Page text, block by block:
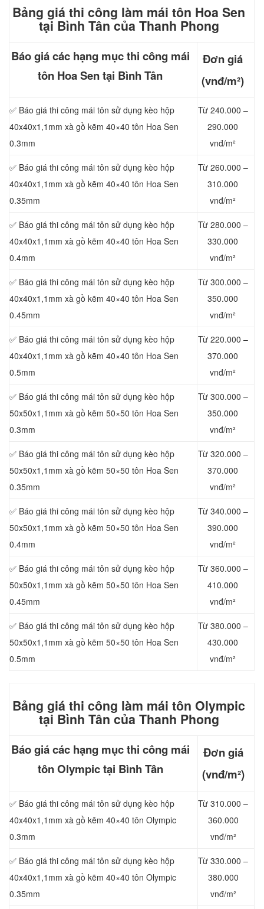
Bảng giá thi công làm mái tôn Hoa Sen
tại Bình Tân của Thanh Phong
Báo giá các hạng mục thi công mái
tôn Hoa Sen tại Bình Tân
Đơn giá
(vnđ/m²)
✅ Báo giá thi công mái tôn sử dụng kèo hộp
40x40x1,1mm xà gồ kẽm 40×40 tôn Hoa Sen
0.3mm
Từ 240.000 –
290.000
vnđ/m²
✅ Báo giá thi công mái tôn sử dụng kèo hộp
40x40x1,1mm xà gồ kẽm 40×40 tôn Hoa Sen
0.35mm
Từ 260.000 –
310.000
vnđ/m²
✅ Báo giá thi công mái tôn sử dụng kèo hộp
40x40x1,1mm xà gồ kẽm 40×40 tôn Hoa Sen
0.4mm
Từ 280.000 –
330.000
vnđ/m²
✅ Báo giá thi công mái tôn sử dụng kèo hộp
40x40x1,1mm xà gồ kẽm 40×40 tôn Hoa Sen
0.45mm
Từ 300.000 –
350.000
vnđ/m²
✅ Báo giá thi công mái tôn sử dụng kèo hộp
40x40x1,1mm xà gồ kẽm 40×40 tôn Hoa Sen
0.5mm
Từ 220.000 –
370.000
vnđ/m²
✅ Báo giá thi công mái tôn sử dụng kèo hộp
50x50x1,1mm xà gồ kẽm 50×50 tôn Hoa Sen
0.3mm
Từ 300.000 –
350.000
vnđ/m²
✅ Báo giá thi công mái tôn sử dụng kèo hộp
50x50x1,1mm xà gồ kẽm 50×50 tôn Hoa Sen
0.35mm
Từ 320.000 –
370.000
vnđ/m²
✅ Báo giá thi công mái tôn sử dụng kèo hộp
50x50x1,1mm xà gồ kẽm 50×50 tôn Hoa Sen
0.4mm
Từ 340.000 –
390.000
vnđ/m²
✅ Báo giá thi công mái tôn sử dụng kèo hộp
50x50x1,1mm xà gồ kẽm 50×50 tôn Hoa Sen
0.45mm
Từ 360.000 –
410.000
vnđ/m²
✅ Báo giá thi công mái tôn sử dụng kèo hộp
50x50x1,1mm xà gồ kẽm 50×50 tôn Hoa Sen
0.5mm
Từ 380.000 –
430.000
vnđ/m²
Bảng giá thi công làm mái tôn Olympic
tại Bình Tân của Thanh Phong
Báo giá các hạng mục thi công mái
tôn Olympic tại Bình Tân
Đơn giá
(vnđ/m²)
✅ Báo giá thi công mái tôn sử dụng kèo hộp
40x40x1,1mm xà gồ kẽm 40×40 tôn Olympic
0.3mm
Từ 310.000 –
360.000
vnđ/m²
✅ Báo giá thi công mái tôn sử dụng kèo hộp
40x40x1,1mm xà gồ kẽm 40×40 tôn Olympic
0.35mm
Từ 330.000 –
380.000
vnđ/m²